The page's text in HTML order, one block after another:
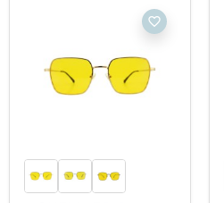
favorite_border